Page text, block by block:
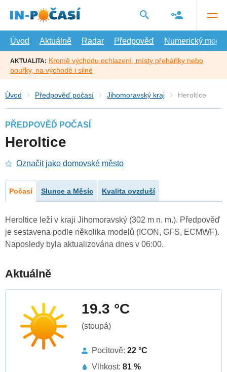
hlavní
Úvod
Aktuálně Radar Předpověď Numerický model
AKTUALITA: Kromě východu ochlazení, místy přeháňky nebo
bouřky, na východě i silné
Úvod Předpověď počasí Jihomoravský kraj Heroltice
PŘEDPOVĚĎ POČASÍ
Heroltice
Označit jako domovské město
Počasí Slunce a Měsíc Kvalita ovzduší
Heroltice leží v kraji Jihomoravský (302 m n. m.). Předpověď
je sestavena podle několika modelů (ICON, GFS, ECMWF).
Naposledy byla aktualizována dnes v 06:00.
Aktuálně
19.3 °C
(stoupá)
Pocitově: 22 °C
Vlhkost: 81 %